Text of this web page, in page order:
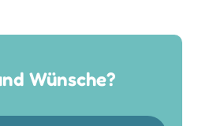
Wünsche?